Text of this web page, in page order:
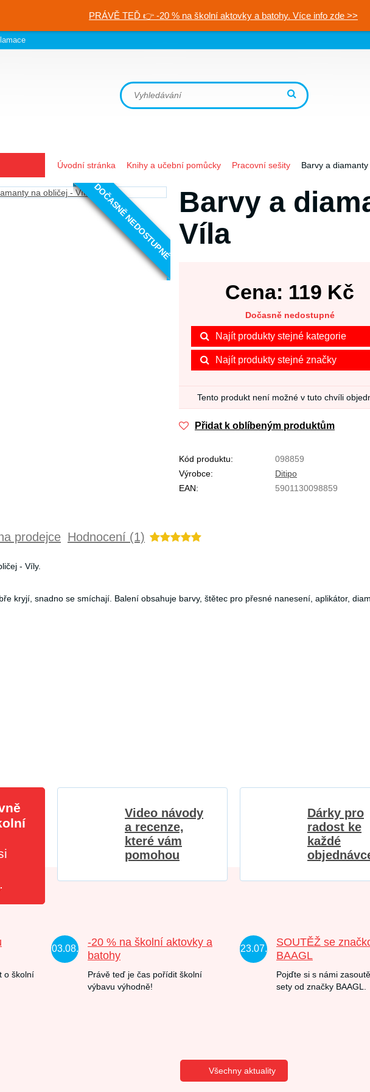
PRÁVĚ TEĎ 👉 -20 % na školní aktovky a batohy. Více info zde >>
Úvodní stránka Knihy a učební pomůcky Pracovní sešity Barvy a
DOČASNĚ NEDOSTUPNÉ Barvy a
Víla
Cena: 119 Kč
Dočasně nedostupné
Najít produkty stejné kategorie
Najít produkty stejné značky
Tento produkt není možné v tuto chvíli
Přidat k oblíbeným produktům
Kód produktu:
098859
Výrobce:
Ditipo
EAN:
5901130098859
prodejce Hodnocení (1)
- Víly.
kryjí, snadno se smíchají. Balení obsahuje barvy, štětec pro přesné nanesení, aplikátor,
.
Video návody
a recenze,
které vám
pomohou
Dárky pro
radost ke
každé
o školní
03.08.
-20 % na školní aktovky a
batohy
Právě teď je čas pořídit školní
výbavu výhodně!
23.07.
SOUTĚŽ se
BAAGL
Pojďte si s námi
sety od značky BAAGL.
Všechny aktuality